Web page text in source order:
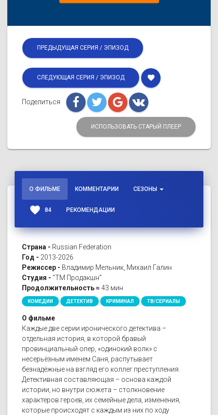
ПРЕДЫДУЩАЯ СЕРИЯ / ЭПИЗОД
СЛЕДУЮЩАЯ СЕРИЯ / ЭПИЗОД favorite
Поделиться
ИСПОЛЬЗОВАТЬ СТАРЫЙ ПЛЕЕР
О ФИЛЬМЕ КОММЕНТАРИИ СЕЗОНЫ
favorite 84 РЕКОМЕНДАЦИИ
Страна - Russian Federation
Год - 2013-2026
Режиссер - Владимир Мельник, Михаил Галин
Студия - "ТМ Продакшн"
Продолжительность ≈ 43 мин
КОМЕДИИ ДЕТЕКТИВ КРИМИНАЛ ТВ/СЕРИАЛЫ
О фильме
Каждые две серии иронического детектива –
отдельная история, в которой бравый
провинциальный опер, «одинокий волк» с
несерьёзным именем Саня, распутывает
безнадёжные на взгляд его коллег преступления.
Детективная составляющая – основа каждой
истории, но внутри сюжета – столкновение
характеров героев, их семейные дела, изменения,
которые происходят с каждым из них по ходу